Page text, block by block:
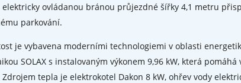
elektricky ovládanou bránou průjezdné šířky 4,1 metru
parkování.
je vybavena moderními technologiemi v oblasti
SOLAX s instalovaným výkonem 9,96 kW, která
tepla je elektrokotel Dakon 8 kW, ohřev vody